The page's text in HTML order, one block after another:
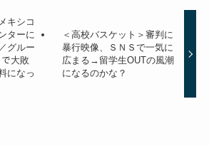
キシコ
ターに
グルー
大敗
になっ
＜高校バスケット＞審判に
暴行映像、ＳＮＳで一気に
広まる→留学生OUTの風潮
になるのかな？